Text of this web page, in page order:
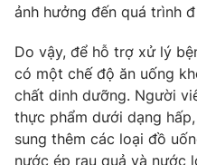
® Cấm sao chép dưới mọi
thuận bằng văn bản. Ghi rõ
thông tin từ website này.
ảnh hưởng đến quá trình
Do vậy, để hỗ trợ xử lý
có một chế độ ăn uống
chất dinh dưỡng. Người
thực phẩm dưới dạng
sung thêm các loại đồ
nước ép rau quả và nước